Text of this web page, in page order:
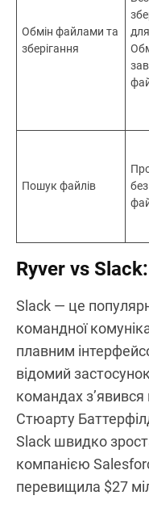
Обмін файлами та
зберігання
Пошук файлів
Ryver vs
Slack — це
командної
плавним
відомий
командах з’явився
Стюарту
Slack швидко
компанією
перевищила $27